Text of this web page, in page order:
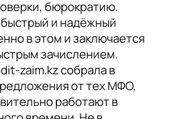
бюрократию.
и надёжный
в этом и заключается
зачислением.
zaim.kz собрала в
от тех МФО,
работают в